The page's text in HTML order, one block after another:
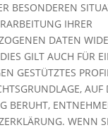
BESONDEREN
IHRER
DATEN
GILT AUCH FÜR
GESTÜTZTES
BERUHT,
WENN